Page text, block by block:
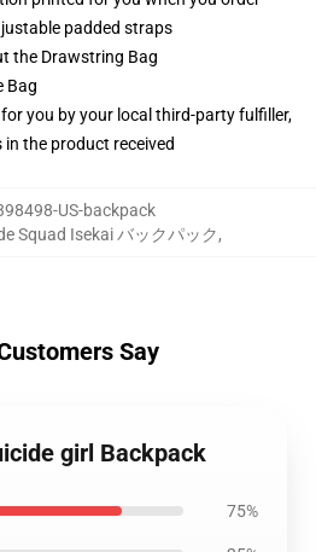
padded straps
the Drawstring Bag
Bag
you by your local third-party fulfiller,
the product received
US-backpack
Squad Isekai バックパック,
Say
girl Backpack
75%